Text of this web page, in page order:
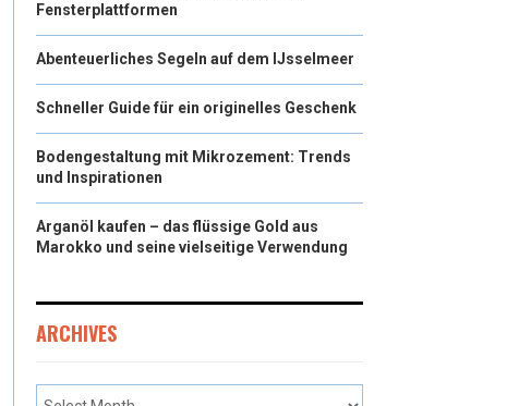
Fensterplattformen
Abenteuerliches Segeln auf dem IJsselmeer
Schneller Guide für ein originelles Geschenk
Bodengestaltung mit Mikrozement: Trends
und Inspirationen
Arganöl kaufen – das flüssige Gold aus
Marokko und seine vielseitige Verwendung
ARCHIVES